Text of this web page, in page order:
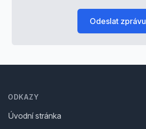
Odeslat zprávu
ODKAZY
Úvodní stránka